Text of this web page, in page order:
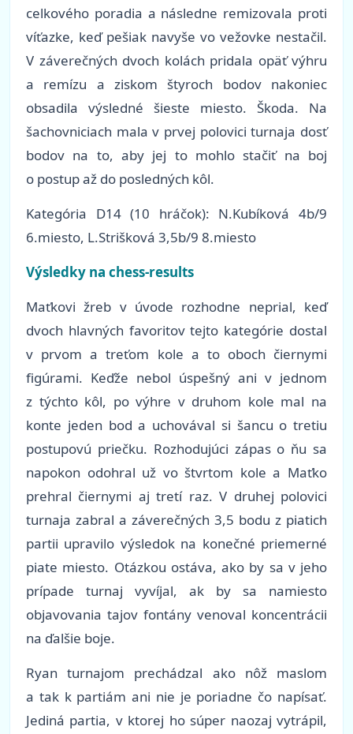
celkového poradia a následne remizovala proti
víťazke, keď pešiak navyše vo vežovke nestačil.
V záverečných dvoch kolách pridala opäť výhru
a remízu a ziskom štyroch bodov nakoniec
obsadila výsledné šieste miesto. Škoda. Na
šachovniciach mala v prvej polovici turnaja dosť
bodov na to, aby jej to mohlo stačiť na boj
o postup až do posledných kôl.
Kategória D14 (10 hráčok): N.Kubíková 4b/9
6.miesto, L.Strišková 3,5b/9 8.miesto
Výsledky na chess-results
Maťkovi žreb v úvode rozhodne neprial, keď
dvoch hlavných favoritov tejto kategórie dostal
v prvom a treťom kole a to oboch čiernymi
figúrami. Keďže nebol úspešný ani v jednom
z týchto kôl, po výhre v druhom kole mal na
konte jeden bod a uchovával si šancu o tretiu
postupovú priečku. Rozhodujúci zápas o ňu sa
napokon odohral už vo štvrtom kole a Maťko
prehral čiernymi aj tretí raz. V druhej polovici
turnaja zabral a záverečných 3,5 bodu z piatich
partii upravilo výsledok na konečné priemerné
piate miesto. Otázkou ostáva, ako by sa v jeho
prípade turnaj vyvíjal, ak by sa namiesto
objavovania tajov fontány venoval koncentrácii
na ďalšie boje.
Ryan turnajom prechádzal ako nôž maslom
a tak k partiám ani nie je poriadne čo napísať.
Jediná partia, v ktorej ho súper naozaj vytrápil,